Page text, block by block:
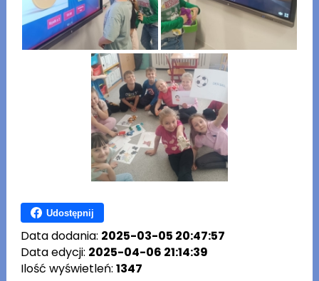
Udostępnij
Data dodania: 2025-03-05 20:47:57
Data edycji: 2025-04-06 21:14:39
Ilość wyświetleń: 1347